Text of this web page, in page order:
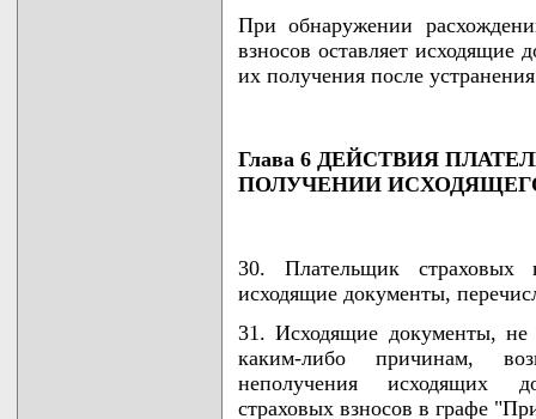
При обнаружении
взносов оставляет исходящие
их получения после
Глава 6 ДЕЙСТВИЯ
ПОЛУЧЕНИИ
30. Плательщик страховых
исходящие документы,
31. Исходящие документы, не
каким-либо причинам,
неполучения исходящих
страховых взносов в графе